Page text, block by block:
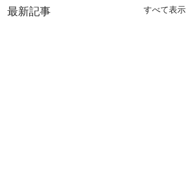
最新記事 すべて表示